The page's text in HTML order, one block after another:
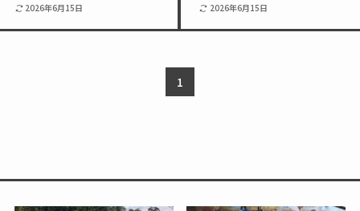
2026年6月15日 2026年6月15日
1